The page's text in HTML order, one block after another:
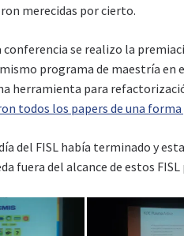
merecidas por cierto.
conferencia se realizo la
programa de maestría en
herramienta para
todos los papers de una
del FISL había terminado y
fuera del alcance de estos FISL